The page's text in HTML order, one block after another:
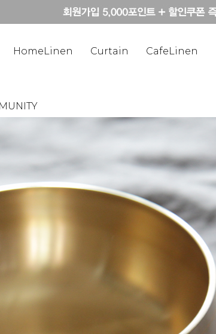
HomeLinen Curtain CafeLinen